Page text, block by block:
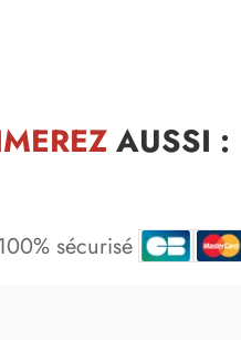
AUSSI :
sécurisé